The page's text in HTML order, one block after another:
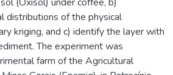
distributions of the physical
kriging, and c) identify the layer with
The experiment was
farm of the Agricultural